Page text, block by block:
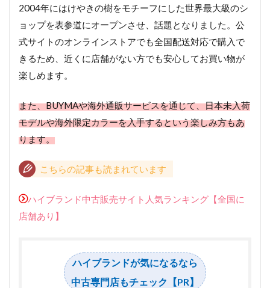
2004年にはけやきの樹をモチーフにした世界最大級のシ
ョップを表参道にオープンさせ、話題となりました。公
式サイトのオンラインストアでも全国配送対応で購入で
きるため、近くに店舗がない方でも安心してお買い物が
楽しめます。
また、BUYMAや海外通販サービスを通じて、日本未入荷
モデルや海外限定カラーを入手するという楽しみ方もあ
ります。
こちらの記事も読まれています
ハイブランド中古販売サイト人気ランキング【全国に
店舗あり】
ハイブランドが気になるなら
中古専門店もチェック【PR】